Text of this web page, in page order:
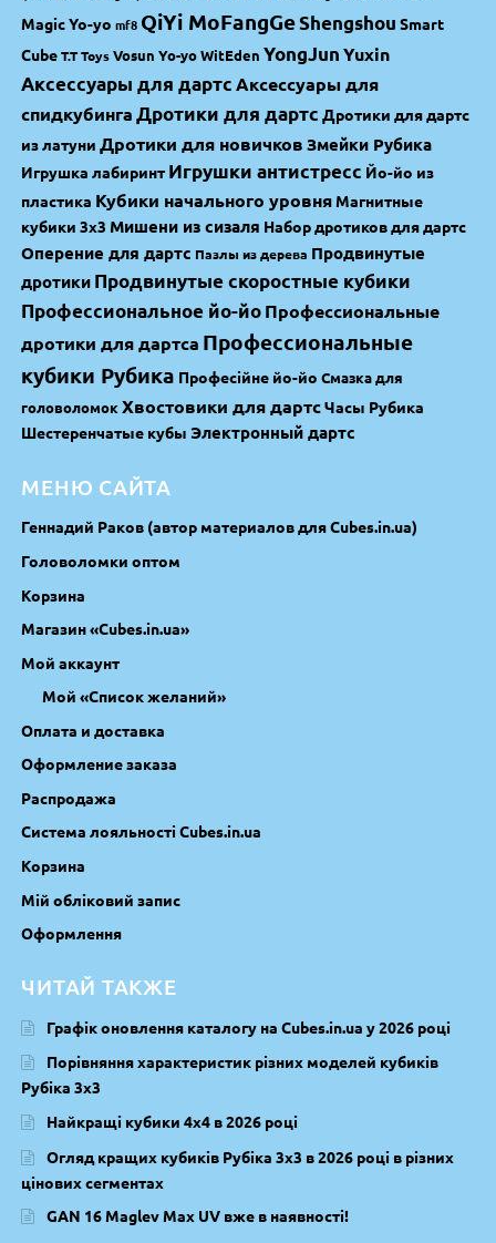
Magic Yo-yo mf8 QiYi MoFangGeShengshou Smart
Cube T.T Toys Vosun Yo-yoWitEden YongJun Yuxin
Аксессуары для дартс Аксессуары для
спидкубинга Дротики для дартс Дротики для дартс
из латуни Дротики для новичков Змейки Рубика
Игрушка лабиринт Игрушки антистресс Йо-йо из
пластика Кубики начального уровня Магнитные
кубики 3х3 Мишени из сизаля Набор дротиков для дартс
Оперение для дартс Пазлы из дерева Продвинутые
дротики Продвинутые скоростные кубики
Профессиональное йо-йоПрофессиональные
дротики для дартса Профессиональные
кубики Рубика Професійне йо-йо Смазка для
головоломокХвостовики для дартсЧасы Рубика
Шестеренчатые кубы Электронный дартс
МЕНЮ САЙТА
Геннадий Раков (автор материалов для Cubes.in.ua)
Головоломки оптом
Корзина
Магазин «Cubes.in.ua»
Мой аккаунт
Мой «Список желаний»
Оплата и доставка
Оформление заказа
Распродажа
Система лояльності Cubes.in.ua
Корзина
Мій обліковий запис
Оформлення
ЧИТАЙ ТАКЖЕ
Графік оновлення каталогу на Cubes.in.ua у 2026 році
Порівняння характеристик різних моделей кубиків
Рубіка 3х3
Найкращі кубики 4х4 в 2026 році
Огляд кращих кубиків Рубіка 3х3 в 2026 році в різних
цінових сегментах
GAN 16 Maglev Max UV вже в наявності!